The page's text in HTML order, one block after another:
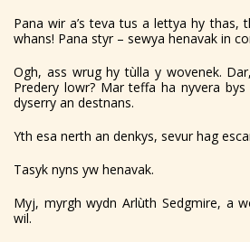
Pana wir a’s teva tus a lettya hy thas,
whans! Pana styr – sewya henavak in
Ogh, ass wrug hy tùlla y wovenek.
Predery lowr? Mar teffa ha nyvera
dyserry an destnans.
Yth esa nerth an denkys, sevur hag
Tasyk nyns yw henavak.
Myj, myrgh wydn Arlùth Sedgmire, a
wil.